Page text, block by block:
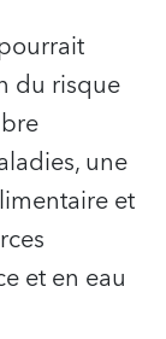
du risque
une
et
et en eau